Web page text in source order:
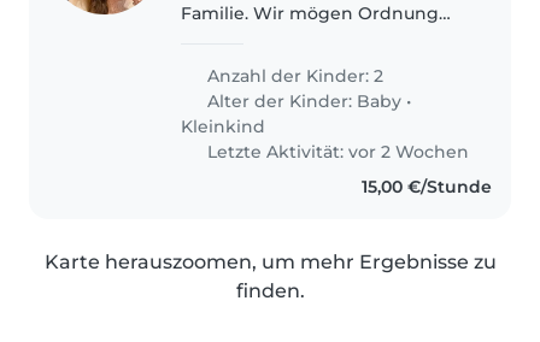
Familie. Wir mögen Ordnung
mögen spielen, tanzen und
rausgehen.
Anzahl der Kinder: 2
Alter der Kinder: Baby •
Kleinkind
Letzte Aktivität: vor 2 Wochen
15,00 €/Stunde
Karte herauszoomen, um mehr Ergebnisse zu
finden.